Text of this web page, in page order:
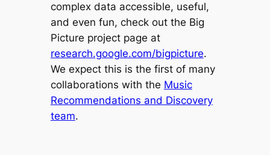
complex data accessible, useful,
and even fun, check out the Big
Picture project page at
research.google.com/bigpicture.
We expect this is the first of many
collaborations with the Music
Recommendations and Discovery
team.